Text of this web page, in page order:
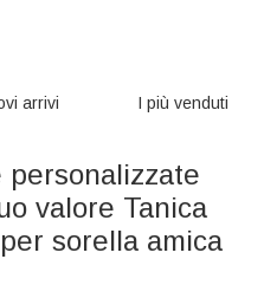
arrivi I più venduti
valore Tanica
sorella amica